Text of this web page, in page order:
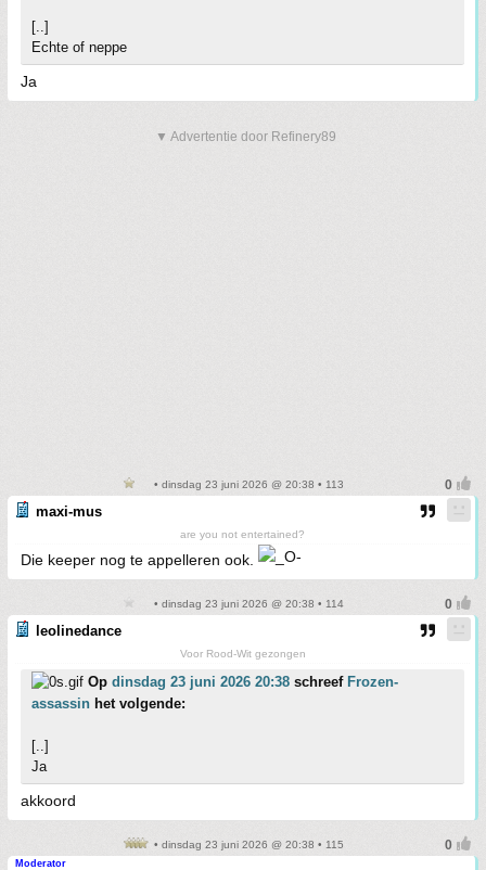
[..]
Echte of neppe
Ja
▼ Advertentie door Refinery89
• dinsdag 23 juni 2026 @ 20:38 • 113
maxi-mus
are you not entertained?
Die keeper nog te appelleren ook.
• dinsdag 23 juni 2026 @ 20:38 • 114
leolinedance
Voor Rood-Wit gezongen
Op dinsdag 23 juni 2026 20:38 schreef Frozen-
assassin het volgende:
[..]
Ja
akkoord
• dinsdag 23 juni 2026 @ 20:38 • 115
Moderator